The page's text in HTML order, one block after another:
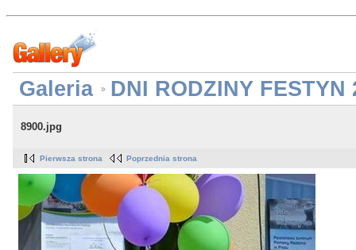
Galeria DNI RODZINY FESTYN
8900.jpg
Pierwsza strona Poprzednia strona